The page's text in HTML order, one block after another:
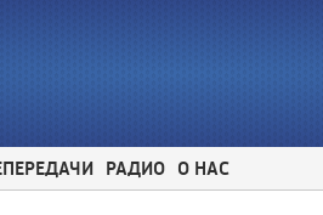
РАДИО О НАС